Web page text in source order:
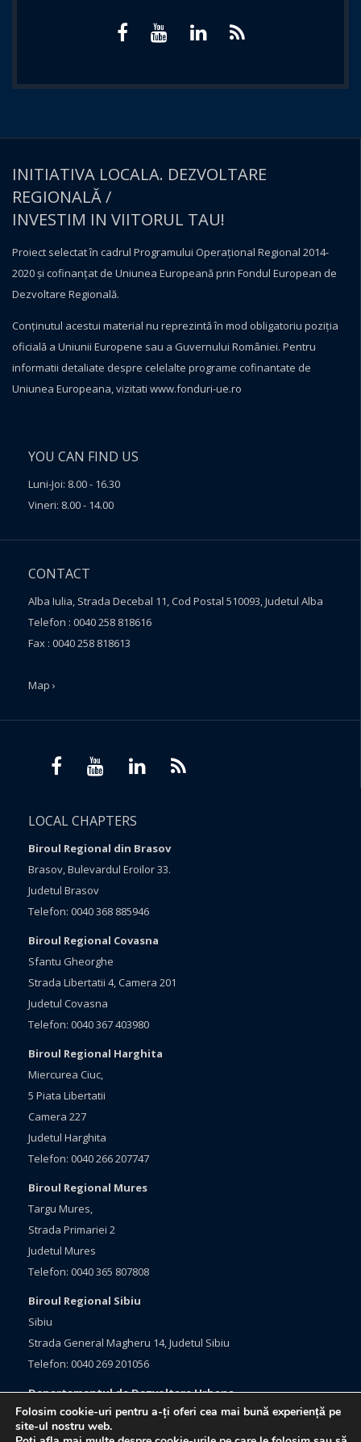
INITIATIVA LOCALA. DEZVOLTARE
REGIONALĂ /
INVESTIM IN VIITORUL TAU!
Proiect selectat în cadrul Programului Operațional Regional 2014-
2020 și cofinanțat de Uniunea Europeană prin Fondul European de
Dezvoltare Regională.
Conţinutul acestui material nu reprezintă în mod obligatoriu poziţia
oficială a Uniunii Europene sau a Guvernului României. Pentru
informatii detaliate despre celelalte programe cofinantate de
Uniunea Europeana, vizitati www.fonduri-ue.ro
YOU CAN FIND US
Luni-Joi: 8.00 - 16.30
Vineri: 8.00 - 14.00
CONTACT
Alba Iulia, Strada Decebal 11, Cod Postal 510093, Judetul Alba
Telefon : 0040 258 818616
Fax : 0040 258 818613
Map ›
LOCAL CHAPTERS
Biroul Regional din Brasov
Brasov, Bulevardul Eroilor 33.
Judetul Brasov
Telefon: 0040 368 885946
Biroul Regional Covasna
Sfantu Gheorghe
Strada Libertatii 4, Camera 201
Judetul Covasna
Telefon: 0040 367 403980
Biroul Regional Harghita
Miercurea Ciuc,
5 Piata Libertatii
Camera 227
Judetul Harghita
Telefon: 0040 266 207747
Biroul Regional Mures
Targu Mures,
Strada Primariei 2
Judetul Mures
Telefon: 0040 365 807808
Biroul Regional Sibiu
Sibiu
Strada General Magheru 14, Judetul Sibiu
Telefon: 0040 269 201056
Departamentul de Dezvoltare Urbana
Brasov, Bulevardul Eroilor 33
Judetul Brasov
Folosim cookie-uri pentru a-ți oferi cea mai bună experiență pe
site-ul nostru web.